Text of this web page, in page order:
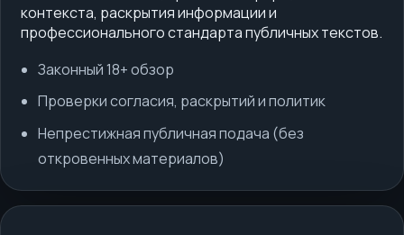
контекста, раскрытия информации и
профессионального стандарта публичных текстов.
Законный 18+ обзор
Проверки согласия, раскрытий и политик
Непрестижная публичная подача (без
откровенных материалов)